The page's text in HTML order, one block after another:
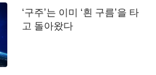
‘구주’는 이미 ‘흰 구름’을 타
고 돌아왔다